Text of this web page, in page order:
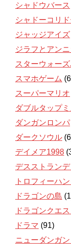
シャドウバース
シャドーコリ
ジャッジアイズ
ジラフとアンニ
スターウォー
スマホゲーム
スーパーマリオ
ダブルタップ
ダンガンロンパ
ダークソウル
デイメア1998
デスストラン
トロフィーハ
ドラゴンの島
ドラゴンクエ
ドラマ (91)
ニューダンガ